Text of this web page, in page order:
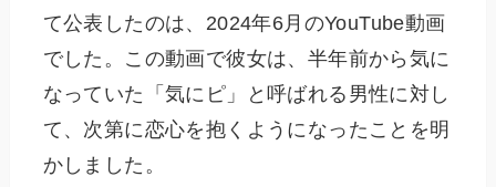
て公表したのは、2024年6月のYouTube動画
でした。この動画で彼女は、半年前から気に
なっていた「気にピ」と呼ばれる男性に対し
て、次第に恋心を抱くようになったことを明
かしました。